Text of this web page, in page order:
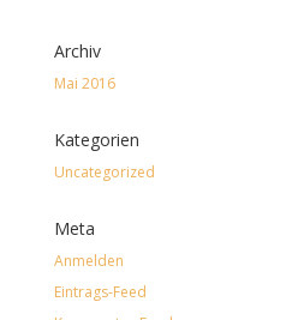
Archiv
Mai 2016
Kategorien
Uncategorized
Meta
Anmelden
Eintrags-Feed